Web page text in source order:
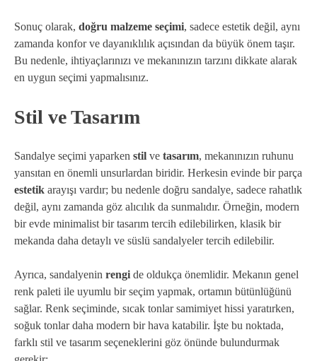
Sonuç olarak, doğru malzeme seçimi, sadece estetik değil, aynı
zamanda konfor ve dayanıklılık açısından da büyük önem taşır.
Bu nedenle, ihtiyaçlarınızı ve mekanınızın tarzını dikkate alarak
en uygun seçimi yapmalısınız.
Stil ve Tasarım
Sandalye seçimi yaparken stil ve tasarım, mekanınızın ruhunu
yansıtan en önemli unsurlardan biridir. Herkesin evinde bir parça
estetik arayışı vardır; bu nedenle doğru sandalye, sadece rahatlık
değil, aynı zamanda göz alıcılık da sunmalıdır. Örneğin, modern
bir evde minimalist bir tasarım tercih edilebilirken, klasik bir
mekanda daha detaylı ve süslü sandalyeler tercih edilebilir.
Ayrıca, sandalyenin rengi de oldukça önemlidir. Mekanın genel
renk paleti ile uyumlu bir seçim yapmak, ortamın bütünlüğünü
sağlar. Renk seçiminde, sıcak tonlar samimiyet hissi yaratırken,
soğuk tonlar daha modern bir hava katabilir. İşte bu noktada,
farklı stil ve tasarım seçeneklerini göz önünde bulundurmak